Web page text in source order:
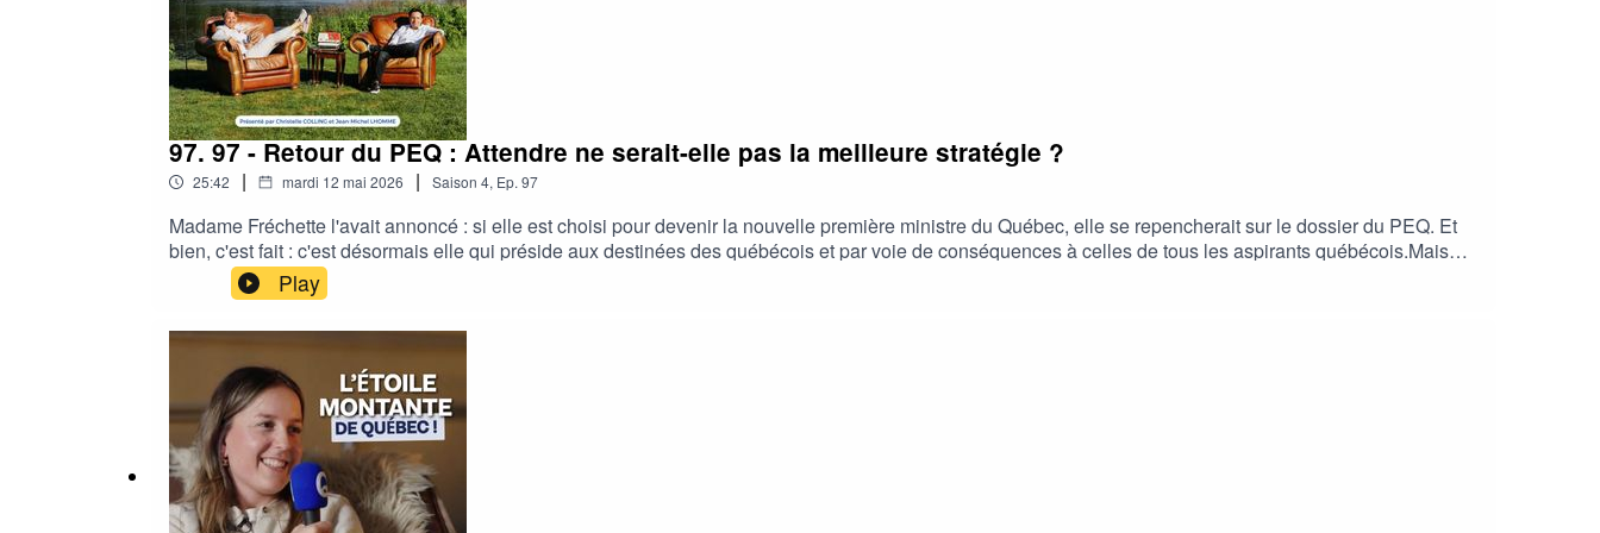
97. 97 - Retour du PEQ : Attendre ne serait-elle pas la meilleure stratégie ?
25:42 | mardi 12 mai 2026 | Saison 4, Ep. 97
Madame Fréchette l'avait annoncé : si elle est choisi pour devenir la nouvelle première ministre du Québec, elle se repencherait sur le dossier du PEQ. Et
bien, c'est fait : c'est désormais elle qui préside aux destinées des québécois et par voie de conséquences à celles de tous les aspirants québécois.Mais
maintenant que le PEQ est réactivé (pour les personnes qui y était déjà inscrites), que faut-il faire ?D'autant que les prochaines élections générales sont
annoncées pour 2027 et que bine malin est celui qui peut dire qu'elle sera la position du futur gouvernement en matière d'immigration.Alors que faut-il faire
?Quelle attitude adoptée pour concrétiser votre projet d'immigration ?Christelle nous donne quelques éléments de réponses.Bonne écoute !
Play